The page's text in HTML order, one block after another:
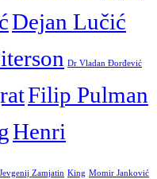
Dejan Lučić
Dr Vladan Đorđević
Filip Pulman
Henri
Jevgenij Zamjatin King Momir Janković